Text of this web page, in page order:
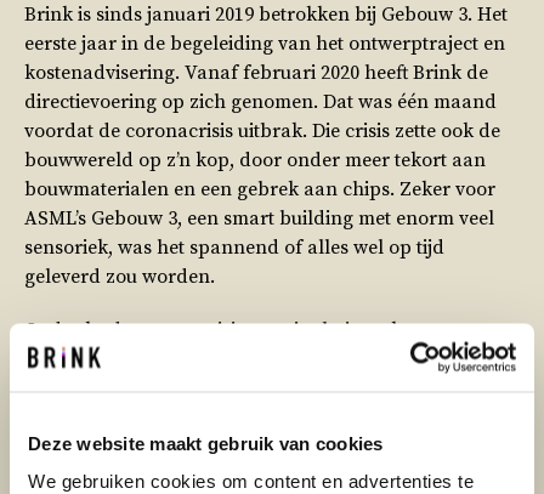
Deze website maakt gebruik van cookies
We gebruiken cookies om content en advertenties te
Brink is sinds januari 2019 betrokken bij Gebouw 3. Het
eerste jaar in de begeleiding van het ontwerptraject en
kostenadvisering. Vanaf februari 2020 heeft Brink de
directievoering op zich genomen. Dat was één maand
voordat de coronacrisis uitbrak. Die crisis zette ook de
bouwwereld op z’n kop, door onder meer tekort aan
bouwmaterialen en een gebrek aan chips. Zeker voor
ASML’s Gebouw 3, een smart building met enorm veel
sensoriek, was het spannend of alles wel op tijd
geleverd zou worden.
Ondanks de coronacrisis waarin thuiswerken
gemeengoed was, groeide de behoefte aan werkplekken
gebruik terwijl elders de afbouw nog in volle gang was.
Er waren meer uitdagingen. Bijvoorbeeld het enorme